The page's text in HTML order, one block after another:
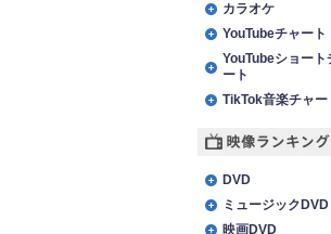
カラオケ
YouTubeチャート
YouTubeショート
ート
TikTok音楽チャー
DVD
ミュージックDVD
映画DVD